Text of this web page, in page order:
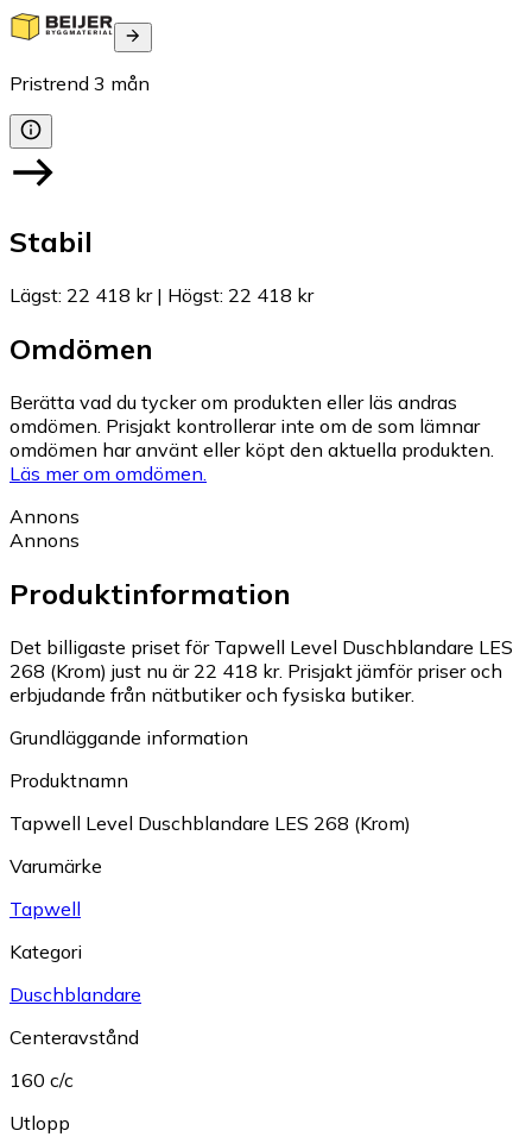
Pristrend 3 mån
Stabil
Lägst: 22 418 kr| Högst: 22 418 kr
Omdömen
Berätta vad du tycker om produkten eller läs andras
omdömen. Prisjakt kontrollerar inte om de som lämnar
omdömen har använt eller köpt den aktuella produkten.
Läs mer om omdömen.
Annons
Annons
Produktinformation
Det billigaste priset för Tapwell Level Duschblandare LES
268 (Krom) just nu är 22 418 kr. Prisjakt jämför priser och
erbjudande från nätbutiker och fysiska butiker.
Grundläggande information
Produktnamn
Tapwell Level Duschblandare LES 268 (Krom)
Varumärke
Tapwell
Kategori
Duschblandare
Centeravstånd
160 c/c
Utlopp